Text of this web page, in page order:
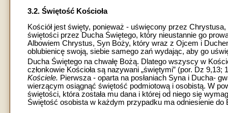
3.2. Świętość Kościoła
Kościół jest święty, ponieważ - uświęcony przez
świętości przez Ducha Świętego, który nieustannie go
Albowiem Chrystus, Syn Boży, który wraz z Ojcem i
oblubienicę swoją, siebie samego zań wydając, aby go
Ducha Świętego na chwałę Bożą. Dlatego wszyscy w
członkowie Kościoła są nazywani „świętymi” (por. Dz
Kościele. Pierwsza - oparta na posłaniach Syna i Ducha-
wierzącym osiągnąć świętość podmiotową i osobistą. W
świętości, która została mu dana i której od niego się
Świętość osobista w każdym przypadku ma odniesienie